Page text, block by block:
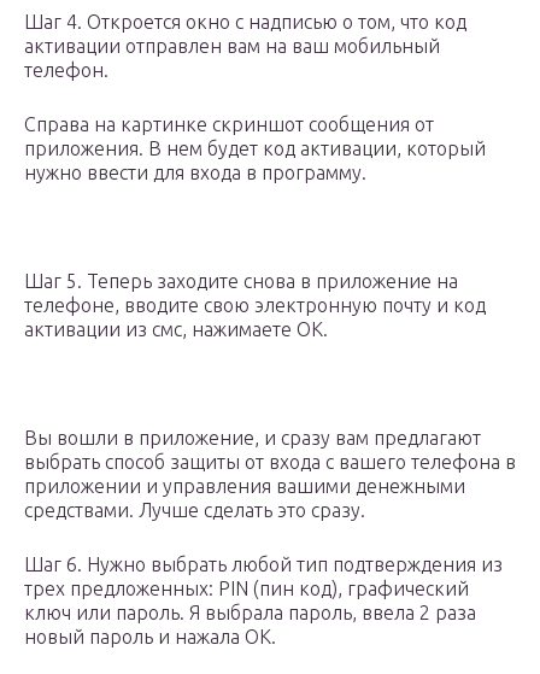
Шаг 4. Откроется окно с надписью о том, что код
активации отправлен вам на ваш мобильный
телефон.
Справа на картинке скриншот сообщения от
приложения. В нем будет код активации, который
нужно ввести для входа в программу.
Шаг 5. Теперь заходите снова в приложение на
телефоне, вводите свою электронную почту и код
активации из смс, нажимаете ОК.
Вы вошли в приложение, и сразу вам предлагают
выбрать способ защиты от входа с вашего телефона в
приложении и управления вашими денежными
средствами. Лучше сделать это сразу.
Шаг 6. Нужно выбрать любой тип подтверждения из
трех предложенных: PIN (пин код), графический
ключ или пароль. Я выбрала пароль, ввела 2 раза
новый пароль и нажала ОК.